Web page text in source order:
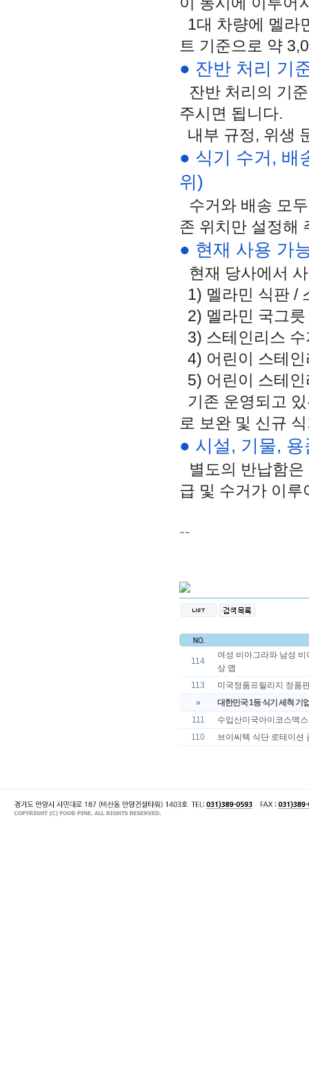
1대 차량에 멜라
트 기준으로 약
● 잔반 처리 기
잔반 처리의 기
주시면 됩니다.
내부 규정, 위생
● 식기 수거, 배
위)
수거와 배송 모두
존 위치만 설정해
● 현재 사용 가
현재 당사에서
1) 멜라민 식판 /
2) 멜라민 국그릇
3) 스테인리스
4) 어린이 스테
5) 어린이 스테
기존 운영되고
로 보완 및 신규
● 시설, 기물,
별도의 반납함은
급 및 수거가 이루
--
114
여성 비아그라와 남성
상 맵
113
미국정품프릴리지 정품
»
대한민국 1등 식기 세척 기
111
수입산미국아이코스맥
110
브이씨텍 식단 로테이션